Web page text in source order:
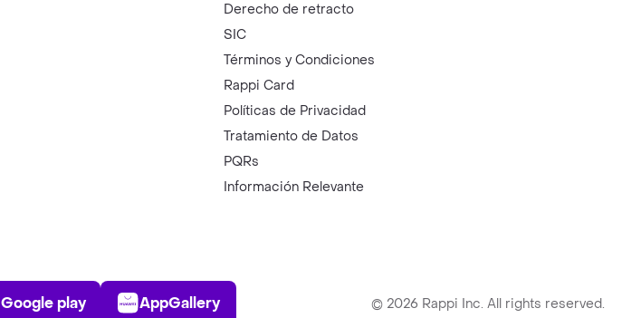
Derecho de retracto
SIC
Términos y Condiciones
Rappi Card
Políticas de Privacidad
Tratamiento de Datos
PQRs
Información Relevante
Play Store
Google play
AppGallery
AppGallery © 2026 Rappi Inc. All rights reserved.